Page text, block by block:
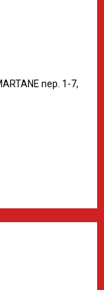
nep. 1-7,